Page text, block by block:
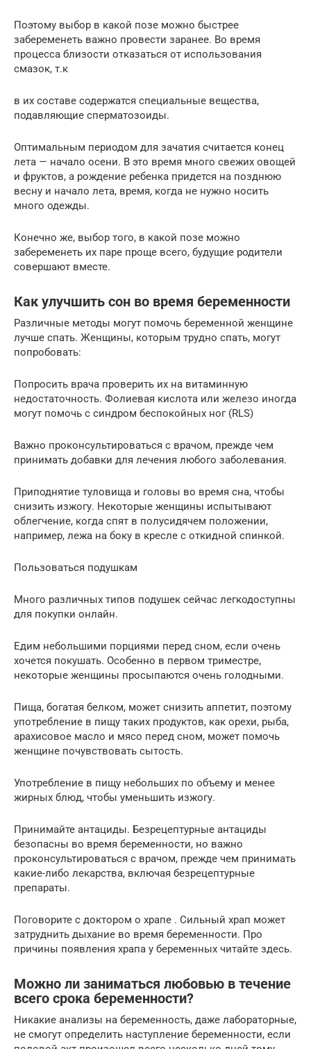
Поэтому выбор в какой позе можно быстрее
забеременеть важно провести заранее. Во время
процесса близости отказаться от использования
смазок, т.к
в их составе содержатся специальные вещества,
подавляющие сперматозоиды.
Оптимальным периодом для зачатия считается конец
лета — начало осени. В это время много свежих овощей
и фруктов, а рождение ребенка придется на позднюю
весну и начало лета, время, когда не нужно носить
много одежды.
Конечно же, выбор того, в какой позе можно
забеременеть их паре проще всего, будущие родители
совершают вместе.
Как улучшить сон во время беременности
Различные методы могут помочь беременной женщине
лучше спать. Женщины, которым трудно спать, могут
попробовать:
Попросить врача проверить их на витаминную
недостаточность. Фолиевая кислота или железо иногда
могут помочь с синдром беспокойных ног (RLS)
Важно проконсультироваться с врачом, прежде чем
принимать добавки для лечения любого заболевания.
Приподнятие туловища и головы во время сна, чтобы
снизить изжогу. Некоторые женщины испытывают
облегчение, когда спят в полусидячем положении,
например, лежа на боку в кресле с откидной спинкой.
Пользоваться подушкам
Много различных типов подушек сейчас легкодоступны
для покупки онлайн.
Едим небольшими порциями перед сном, если очень
хочется покушать. Особенно в первом триместре,
некоторые женщины просыпаются очень голодными.
Пища, богатая белком, может снизить аппетит, поэтому
употребление в пищу таких продуктов, как орехи, рыба,
арахисовое масло и мясо перед сном, может помочь
женщине почувствовать сытость.
Употребление в пищу небольших по объему и менее
жирных блюд, чтобы уменьшить изжогу.
Принимайте антациды. Безрецептурные антациды
безопасны во время беременности, но важно
проконсультироваться с врачом, прежде чем принимать
какие-либо лекарства, включая безрецептурные
препараты.
Поговорите с доктором о храпе . Сильный храп может
затруднить дыхание во время беременности. Про
причины появления храпа у беременных читайте здесь.
Можно ли заниматься любовью в течение
всего срока беременности?
Никакие анализы на беременность, даже лабораторные,
не смогут определить наступление беременности, если